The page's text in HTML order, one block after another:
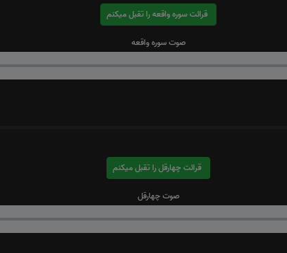
قرائت سوره واقعه را تقبل میکنم
صوت سوره واقعه
قرائت چهارقل را تقبل میکنم
صوت چهارقل